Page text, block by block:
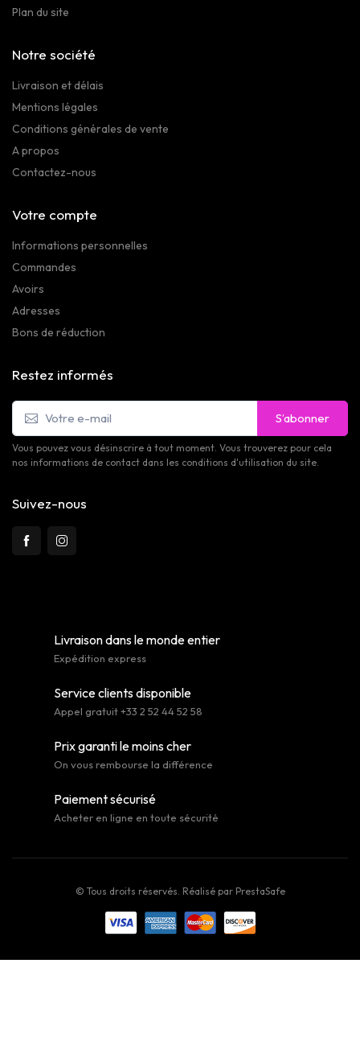
Plan du site
Notre société
Livraison et délais
Mentions légales
Conditions générales de vente
A propos
Contactez-nous
Votre compte
Informations personnelles
Commandes
Avoirs
Adresses
Bons de réduction
Restez informés
S’abonner
Vous pouvez vous désinscrire à tout moment. Vous trouverez pour cela
nos informations de contact dans les conditions d'utilisation du site.
Suivez-nous
Livraison dans le monde entier
Expédition express
Service clients disponible
Appel gratuit +33 2 52 44 52 58
Prix garanti le moins cher
On vous rembourse la différence
Paiement sécurisé
Acheter en ligne en toute sécurité
© Tous droits réservés. Réalisé par PrestaSafe